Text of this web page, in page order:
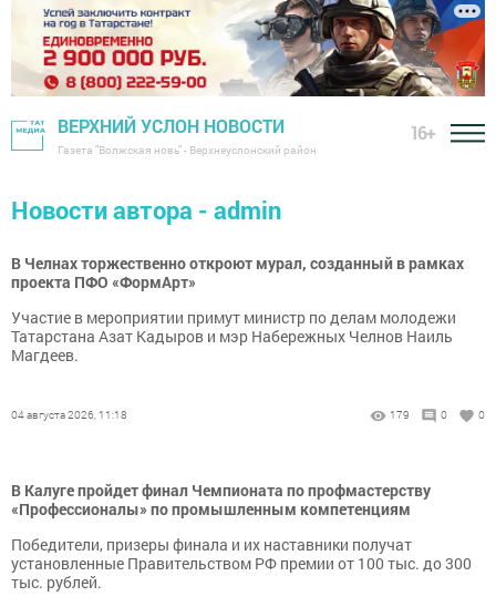
ВЕРХНИЙ УСЛОН НОВОСТИ
Газета "Волжская новь" - Верхнеуслонский район
16+
Новости автора - admin
В Челнах торжественно откроют мурал, созданный в рамках
проекта ПФО «ФормАрт»
Участие в мероприятии примут министр по делам молодежи
Татарстана Азат Кадыров и мэр Набережных Челнов Наиль
Магдеев.
04 августа 2026, 11:18 179 0 0
В Калуге пройдет финал Чемпионата по профмастерству
«Профессионалы» по промышленным компетенциям
Победители, призеры финала и их наставники получат
установленные Правительством РФ премии от 100 тыс. до 300
тыс. рублей.